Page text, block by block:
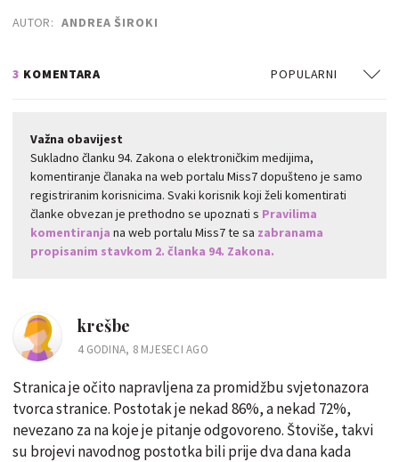
AUTOR: ANDREA ŠIROKI
3 KOMENTARA POPULARNI
Važna obavijest
Sukladno članku 94. Zakona o elektroničkim medijima,
komentiranje članaka na web portalu Miss7 dopušteno je samo
registriranim korisnicima. Svaki korisnik koji želi komentirati
članke obvezan je prethodno se upoznati s Pravilima
komentiranja na web portalu Miss7 te sa zabranama
propisanim stavkom 2. članka 94. Zakona.
krešbe
4 GODINA, 8 MJESECI AGO
Stranica je očito napravljena za promidžbu svjetonazora
tvorca stranice. Postotak je nekad 86%, a nekad 72%,
nevezano za na koje je pitanje odgovoreno. Štoviše, takvi
su brojevi navodnog postotka bili prije dva dana kada